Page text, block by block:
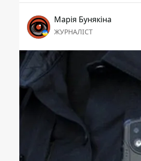
Марія Бунякіна
ЖУРНАЛІСТ